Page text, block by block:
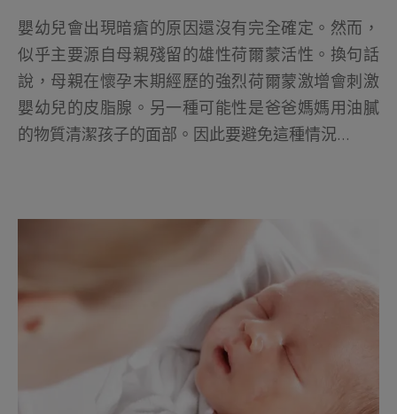
嬰幼兒會出現暗瘡的原因還沒有完全確定。然而，
似乎主要源自母親殘留的雄性荷爾蒙活性。換句話
說，母親在懷孕末期經歷的強烈荷爾蒙激增會刺激
嬰幼兒的皮脂腺。另一種可能性是爸爸媽媽用油膩
的物質清潔孩子的面部。因此要避免這種情況...